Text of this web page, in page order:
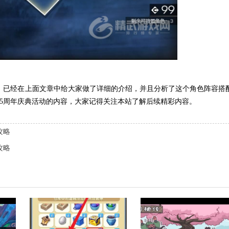
经在上面文章中给大家做了详细的介绍，并且分析了这个角色阵容搭
年庆典活动的内容，大家记得关注本站了解后续精彩内容。
略
略